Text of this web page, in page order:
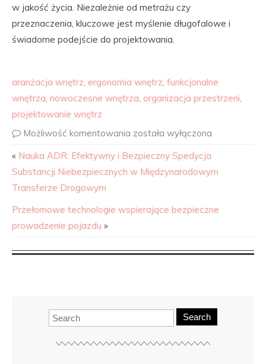
w jakość życia. Niezależnie od metrażu czy
przeznaczenia, kluczowe jest myślenie długofalowe i
świadome podejście do projektowania.
aranżacja wnętrz, ergonomia wnętrz, funkcjonalne
wnętrza, nowoczesne wnętrza, organizacja przestrzeni,
projektowanie wnętrz
Możliwość komentowania została wyłączona
« Nauka ADR: Efektywny i Bezpieczny Spedycja
Substancji Niebezpiecznych w Międzynarodowym
Transferze Drogowym
Przełomowe technologie wspierające bezpieczne
prowadzenie pojazdu »
Search